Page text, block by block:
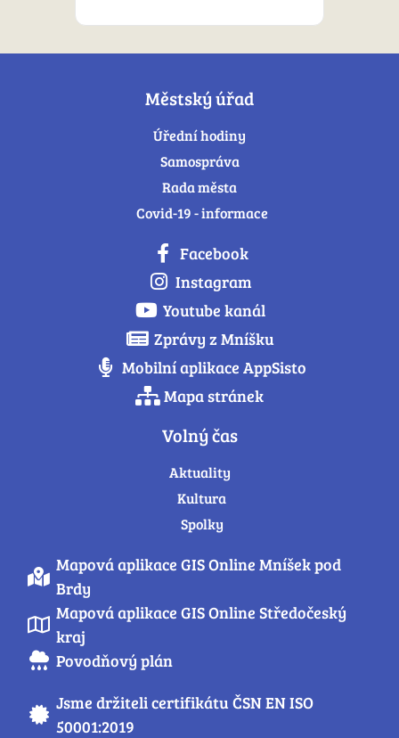
Městský úřad
Úřední hodiny
Samospráva
Rada města
Covid-19 - informace
Facebook
Instagram
Youtube kanál
Zprávy z Mníšku
Mobilní aplikace AppSisto
Mapa stránek
Volný čas
Aktuality
Kultura
Spolky
Mapová aplikace GIS Online Mníšek pod
Brdy
Mapová aplikace GIS Online Středočeský
kraj
Povodňový plán
Jsme držiteli certifikátu ČSN EN ISO
50001:2019